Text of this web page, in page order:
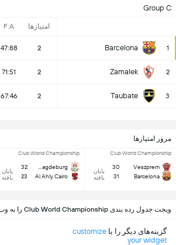
Group C
امتیازها F:A
1
Barcelona
2
47:88
2
Zamalek
2
71:51
3
Taubate
2
67:46
مرور امتیازها
Club World Championship
Veszprem
30
Barcelona
31
پایان
یافته
Club World Championship
32
Al Ahly Cairo
23
پایان
یافته
ویجت جدول رده بندی Club World Championship را به وب‌سایت خود اضافه کنید
گزینه‌های دیگر را با customize
your widget